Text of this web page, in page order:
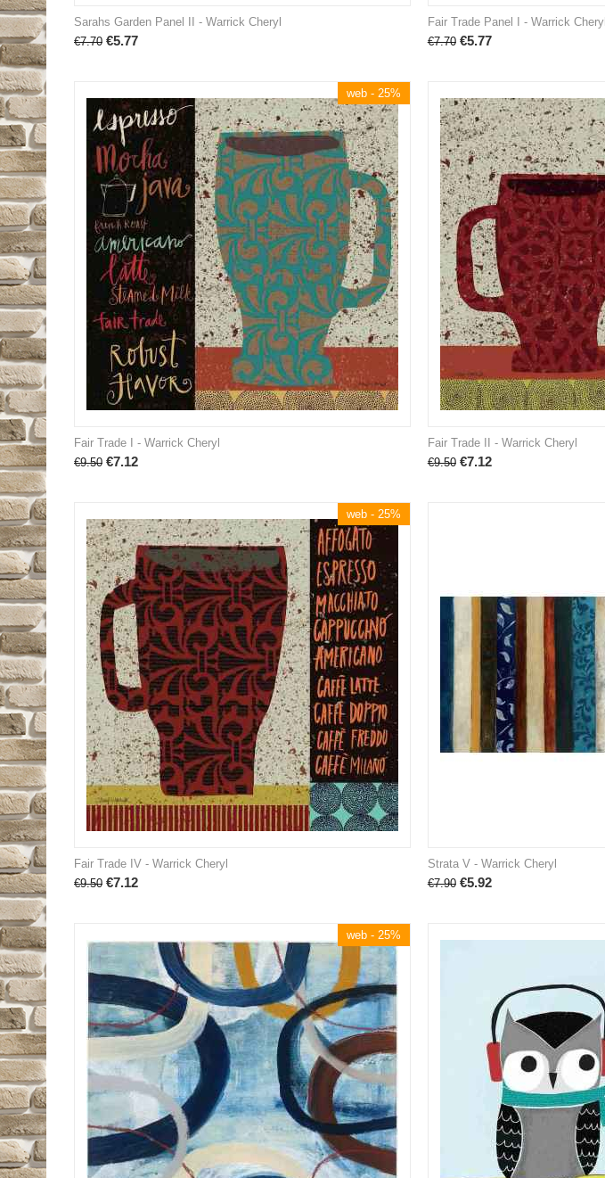
Sarahs Garden Panel II - Warrick Cheryl
€7.70 €5.77
Fair Trade Panel I - Warrick Cheryl
€7.70 €5.77
web - 25%
Fair Trade I - Warrick Cheryl
€9.50 €7.12
Fair Trade II - Warrick Cheryl
€9.50 €7.12
web - 25%
Fair Trade IV - Warrick Cheryl
€9.50 €7.12
Strata V - Warrick Cheryl
€7.90 €5.92
web - 25%